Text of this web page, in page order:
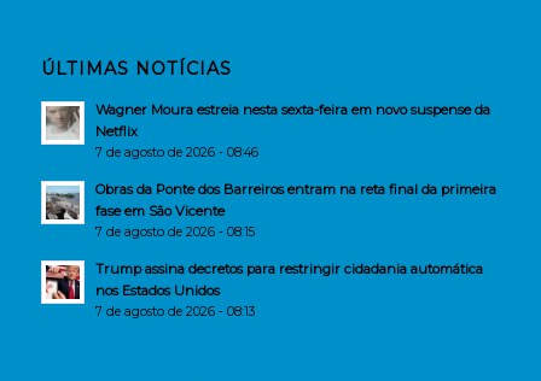
ÚLTIMAS NOTÍCIAS
Wagner Moura estreia nesta sexta-feira em novo suspense da
Netflix
7 de agosto de 2026 - 08:46
Obras da Ponte dos Barreiros entram na reta final da primeira
fase em São Vicente
7 de agosto de 2026 - 08:15
Trump assina decretos para restringir cidadania automática
nos Estados Unidos
7 de agosto de 2026 - 08:13